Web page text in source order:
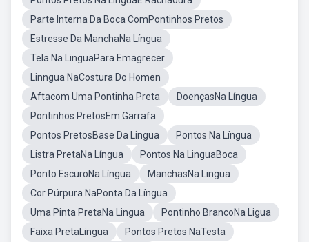
Parte Interna Da Boca ComPontinhos Pretos
Estresse Da ManchaNa Língua
Tela Na LinguaPara Emagrecer
Linngua NaCostura Do Homen
Aftacom Uma Pontinha Preta
DoençasNa Língua
Pontinhos PretosEm Garrafa
Pontos PretosBase Da Lingua
Pontos Na Língua
Listra PretaNa Língua
Pontos Na LinguaBoca
Ponto EscuroNa Língua
ManchasNa Lingua
Cor Púrpura NaPonta Da Língua
Uma Pinta PretaNa Lingua
Pontinho BrancoNa Ligua
Faixa PretaLingua
Pontos Pretos NaTesta